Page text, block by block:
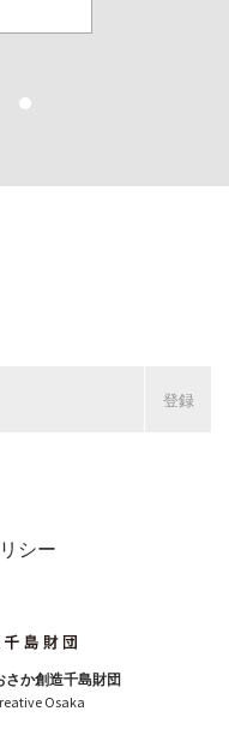
5
シー
さか創造千島財団
Osaka